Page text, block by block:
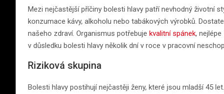
Mezi nejčastější příčiny bolesti hlavy patří nevhodný životní
konzumace kávy, alkoholu nebo tabákových výrobků.
našeho zdraví. Organismus potřebuje kvalitní spánek,
v důsledku bolesti hlavy několik dní v roce v pracovní
Riziková skupina
Bolesti hlavy postihují nejčastěji ženy, které jsou mladší 45